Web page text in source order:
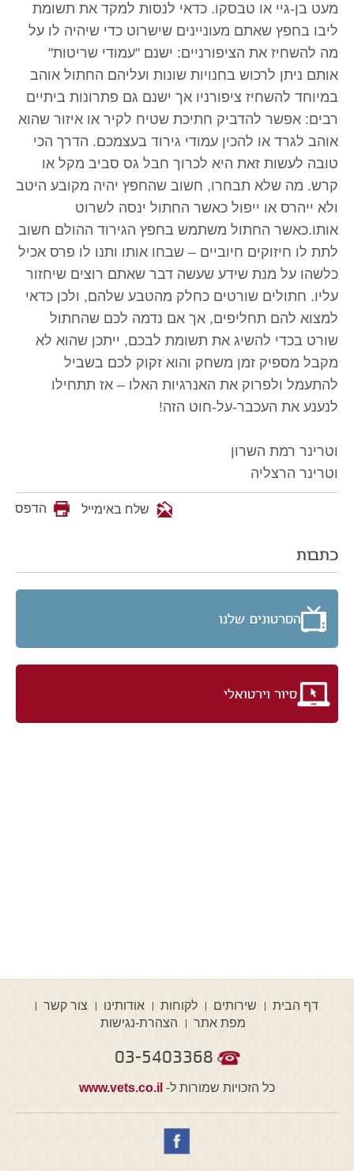
כתבות
הסרטונים שלנו
סיור וירטואלי
מעט בן-גיי או טבסקו. כדאי לנסות למקד את תשומת
ליבו בחפץ שאתם מעוניינים שישרוט כדי שיהיה לו על
מה להשחיז את הציפורניים: ישנם "עמודי שריטות"
אותם ניתן לרכוש בחנויות שונות ועליהם החתול אוהב
במיוחד להשחיז ציפורניו אך ישנם גם פתרונות ביתיים
רבים: אפשר להדביק חתיכת שטיח לקיר או איזור שהוא
אוהב לגרד או להכין עמודי גירוד בעצמכם. הדרך הכי
טובה לעשות זאת היא לכרוך חבל גס סביב מקל או
קרש. מה שלא תבחרו, חשוב שהחפץ יהיה מקובע היטב
ולא ייהרס או ייפול כאשר החתול ינסה לשרוט
אותו.כאשר החתול משתמש בחפץ הגירוד ההולם חשוב
לתת לו חיזוקים חיוביים – שבחו אותו ותנו לו פרס אכיל
כלשהו על מנת שידע שעשה דבר שאתם רוצים שיחזור
עליו. חתולים שורטים כחלק מהטבע שלהם, ולכן כדאי
למצוא להם תחליפים, אך אם נדמה לכם שהחתול
שורט בכדי להשיג את תשומת לבכם, ייתכן שהוא לא
מקבל מספיק זמן משחק והוא זקוק לכם בשביל
להתעמל ולפרוק את האנרגיות האלו – אז תתחילו
לנענע את העכבר-על-חוט הזה!
וטרינר רמת השרון
וטרינר הרצליה
שלח באימייל הדפס
דף הבית שירותים לקוחות אודותינו
צור קשר
מפת אתר
הצהרת-נגישות
03-5403368
כל הזכויות שמורות ל- www.vets.co.il